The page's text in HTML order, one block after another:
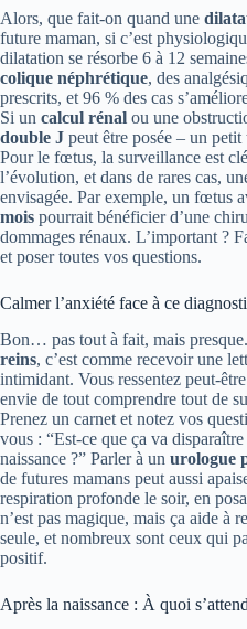
Alors, que fait-on quand une
future maman, si c’est
dilatation se résorbe 6 à 12
colique néphrétique, des
prescrits, et 96 % des cas
Si un calcul rénal ou une
double J peut être posée – un
Pour le fœtus, la surveillance est
l’évolution, et dans de rares cas,
envisagée. Par exemple, un fœtus
mois pourrait bénéficier d’une
dommages rénaux. L’important ?
et poser toutes vos questions.
Calmer l’anxiété face à ce
Bon… pas tout à fait, mais
reins, c’est comme recevoir une
intimidant. Vous ressentez peut-
envie de tout comprendre tout de
Prenez un carnet et notez vos
vous : “Est-ce que ça va
naissance ?” Parler à un urologue
de futures mamans peut aussi
respiration profonde le soir, en
n’est pas magique, mais ça aide à
seule, et nombreux sont ceux qui
positif.
Après la naissance : À quoi